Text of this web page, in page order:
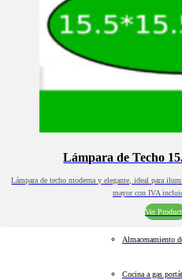
Lámpara de Techo
Lámpara de techo moderna y elegante, ideal para
mayor con IVA
Ver
Almacenamiento
Cocina a gas